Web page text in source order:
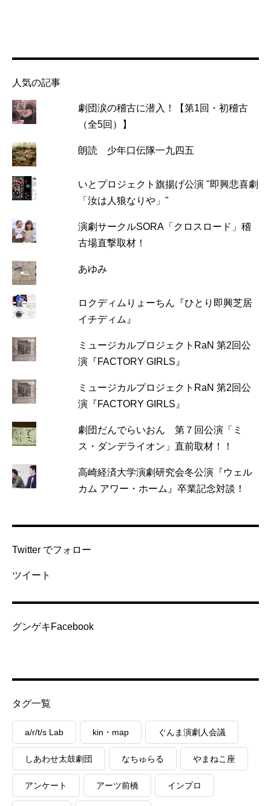
人気の記事
劇団涙の稽古に潜入！【第1回・初稽古
（全5回）】
朗読 少年口伝隊一九四五
いとプロジェクト旗揚げ公演 "即興悲喜劇
「汝は人狼なりや」"
演劇サークルSORA「クロスロード」稽
古場直撃取材！
あゆみ
ロクディムりょーちん『ひとり即興芝居
イチディム』
ミュージカルプロジェクトRaN 第2回公
演『FACTORY GIRLS』
ミュージカルプロジェクトRaN 第2回公
演『FACTORY GIRLS』
劇団だんでらいおん 第７回公演「ミ
ス・ダンデライオン」直前取材！！
高崎経済大学演劇研究会冬公演『ウェル
カム アワー・ホーム』卒業記念対談！
Twitter でフォロー
ツイート
グンゲキFacebook
タグ一覧
a/r/t/s Lab kin・map ぐんま演劇人会議
しあわせ太鼓劇団 なちゅらる やまねこ座
アンケート アーツ前橋 インプロ